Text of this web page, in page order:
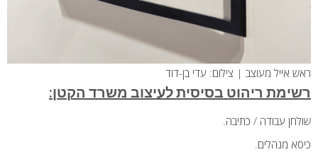
ראש אייל מעוצב | צילום: עדי בן-דוד
רשימת ריהוט בסיסית לעיצוב משרד הקטן:
שולחן עבודה / כתיבה.
כיסא מנהלים.